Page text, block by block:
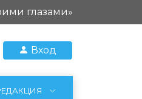
глазами»
Вход